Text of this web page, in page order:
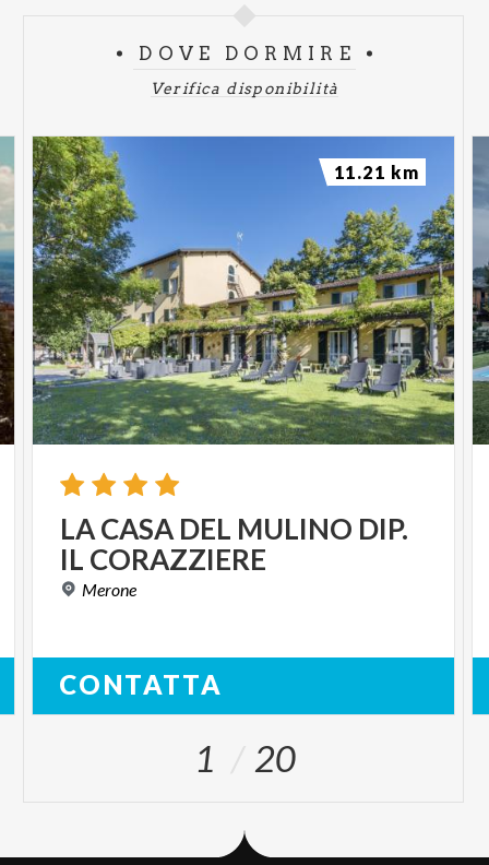
DOVE DORMIRE
Verifica disponibilità
LACASA DEL MULINO DIP.
IL CORAZZIERE
Merone
CONTATTA
11.21 km
1 20